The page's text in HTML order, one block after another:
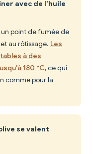
avec de l'huile
point de fumée de
et au rôtissage. Les
à des
180 °C, ce qui
comme pour la
se valent